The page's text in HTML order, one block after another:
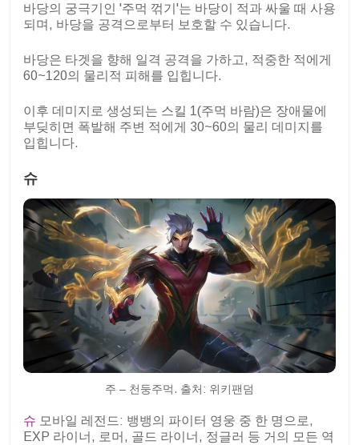
바당의 궁극기인 '주먹 꺾기'는 바당이 적과 싸울 때 사용
되며, 바당을 공격으로부터 보호할 수 있습니다.
바당은 타겟을 향해 일격 공격을 가하고, 적중한 적에게
60~120의 물리적 피해를 입힙니다.
이후 데미지로 생성되는 스킬 1(주먹 바람)은 장애물에
부딪히면 폭발해 주변 적에게 30~60의 물리 데미지를
입힙니다.
슈
주 – 천둥주먹. 출처: 위키팬덤
슈 모바일 레전드: 뱅뱅의 파이터 영웅 중 한 명으로,
EXP 라이너, 로머, 골드 라이너, 정글러 등 거의 모든 역